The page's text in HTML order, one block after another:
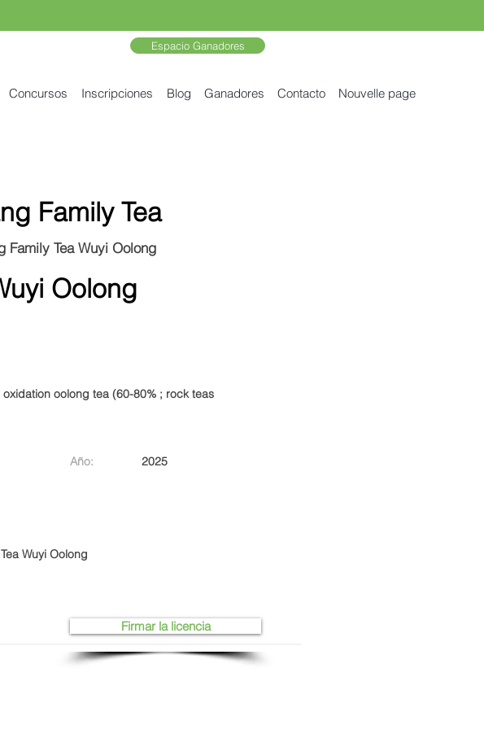
Espacio Ganadores
Concursos Inscripciones Blog Ganadores Contacto Nouvelle page
Family Tea
Family Tea Wuyi Oolong
Oolong
oxidation oolong tea (60-80% ; rock teas
Año: 2025
Wuyi Oolong
Firmar la licencia